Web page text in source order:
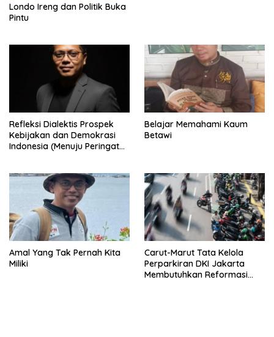
Londo Ireng dan Politik Buka
Pintu
Refleksi Dialektis Prospek
Kebijakan dan Demokrasi
Indonesia (Menuju Peringatan
Belajar Memahami Kaum
Betawi
Amal Yang Tak Pernah Kita
Miliki
Carut-Marut Tata Kelola
Perparkiran DKI Jakarta
Membutuhkan Reformasi